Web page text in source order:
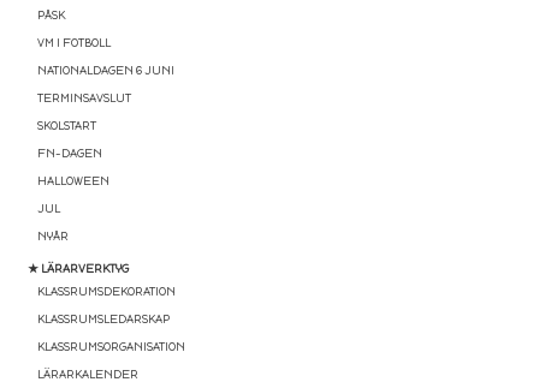
PÅSK
VM I FOTBOLL
NATIONALDAGEN 6 JUNI
TERMINSAVSLUT
SKOLSTART
FN-DAGEN
HALLOWEEN
JUL
NYÅR
★ LÄRARVERKTYG
KLASSRUMSDEKORATION
KLASSRUMSLEDARSKAP
KLASSRUMSORGANISATION
LÄRARKALENDER